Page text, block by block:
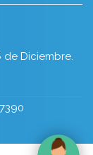
de Diciembre.